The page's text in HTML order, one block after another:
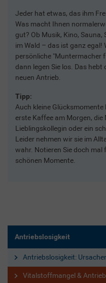
Jeder hat etwas, das ihm
Was macht Ihnen
gut? Ob Musik, Kino, Sauna,
im Wald – das ist ganz egal!
persönliche "Muntermacher
dann legen Sie los. Das
neuen Antrieb.
Tipp:
Auch kleine
erste Kaffee am Morgen,
Lieblingskollegin oder ein
Leider nehmen wir sie im
wahr. Notieren Sie doch mal
schönen Momente.
Antriebslosigkeit
Antriebslosigkeit:
Vitalstoffmangel &